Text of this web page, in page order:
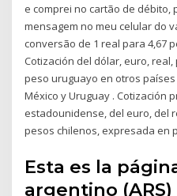
e comprei no cartão de débito,
mensagem no meu celular do
conversão de 1 real para 4,67
Cotización del dólar, euro,
peso uruguayo en otros países
México y Uruguay . Cotización
estadounidense, del euro, del
pesos chilenos, expresada en
Esta es la
argentino (ARS)